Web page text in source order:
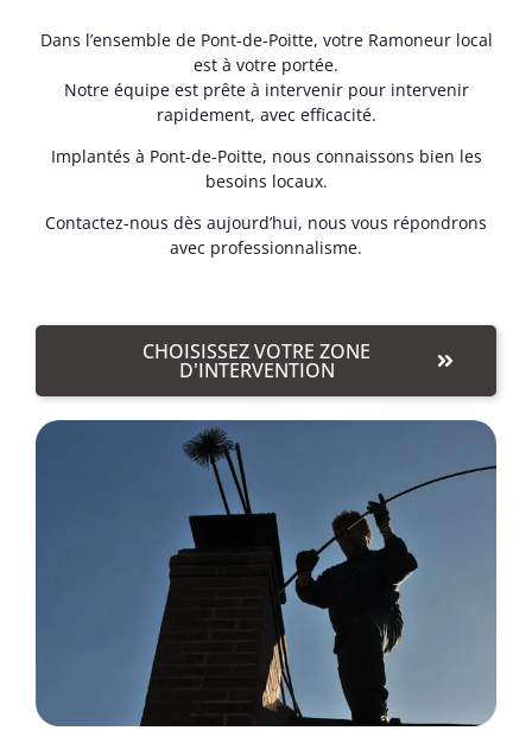
Dans l’ensemble de Pont-de-Poitte, votre Ramoneur local
est à votre portée.
Notre équipe est prête à intervenir pour intervenir
rapidement, avec efficacité.
Implantés à Pont-de-Poitte, nous connaissons bien les
besoins locaux.
Contactez-nous dès aujourd’hui, nous vous répondrons
avec professionnalisme.
CHOISISSEZ VOTRE ZONE
D'INTERVENTION